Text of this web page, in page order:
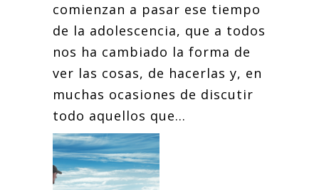
comienzan a pasar ese tiempo
de la adolescencia, que a todos
nos ha cambiado la forma de
ver las cosas, de hacerlas y, en
muchas ocasiones de discutir
todo aquellos que...